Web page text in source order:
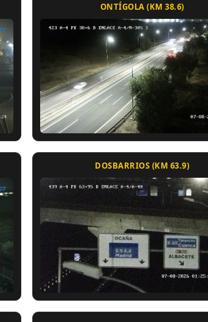
ONTÍGOLA (KM 38.6)
DOSBARRIOS (KM 63.9)